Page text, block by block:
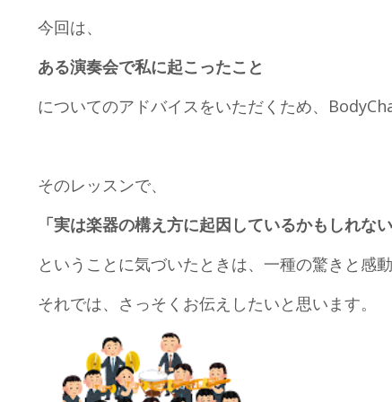
今回は、
ある演奏会で私に起こったこと
についてのアドバイスをいただくため、
そのレッスンで、
「実は楽器の構え方に起因しているかもしれない
ということに気づいたときは、一種の驚きと感動
それでは、さっそくお伝えしたいと思います。